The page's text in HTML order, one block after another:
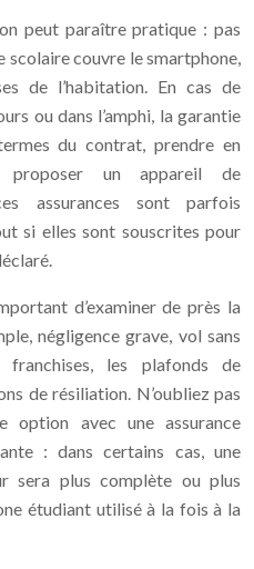
peut paraître pratique : pas
scolaire couvre le smartphone,
de l’habitation. En cas de
ou dans l’amphi, la garantie
du contrat, prendre en
un appareil de
assurances sont parfois
si elles sont souscrites pour
d’examiner de près la
négligence grave, vol sans
les plafonds de
de résiliation. N’oubliez pas
option avec une assurance
: dans certains cas, une
sera plus complète ou plus
étudiant utilisé à la fois à la